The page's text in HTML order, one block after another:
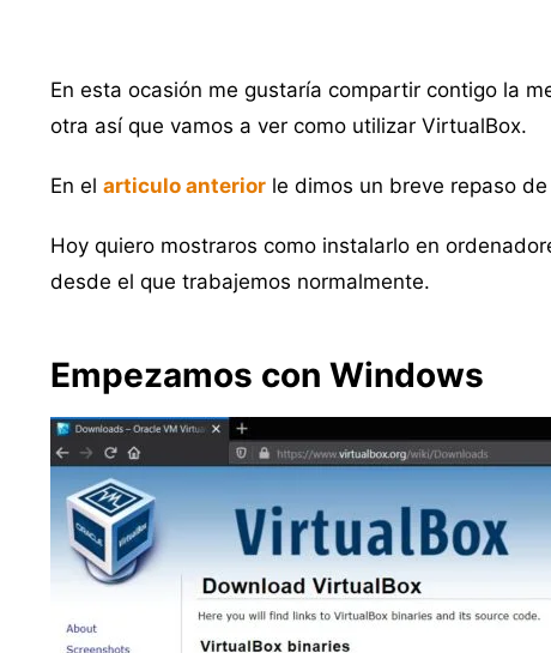
En esta ocasión me gustaría compartir contigo la
otra así que vamos a ver como utilizar VirtualBox.
En el articulo anterior le dimos un breve repaso
Hoy quiero mostraros como instalarlo en
desde el que trabajemos normalmente.
Empezamos con Windows